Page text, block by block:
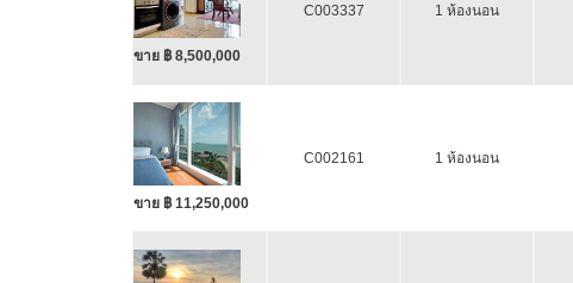
ขาย ฿ 8,500,000
C003337 1 ห้องนอน
ขาย ฿ 11,250,000
C002161 1 ห้องนอน